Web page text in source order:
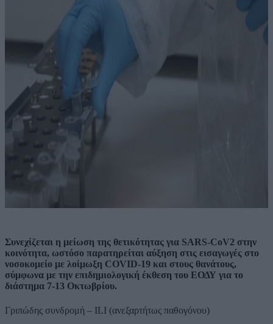
Συνεχίζεται η μείωση της θετικότητας για SARS-CoV2 στην
κοινότητα, ωστόσο παρατηρείται αύξηση στις εισαγωγές στο
νοσοκομείο με λοίμωξη COVID-19 και στους θανάτους,
σύμφωνα με την επιδημιολογική έκθεση του ΕΟΔΥ για το
διάστημα 7-13 Οκτωβρίου.
Γριπώδης συνδρομή – ILI (ανεξαρτήτως παθογόνου)